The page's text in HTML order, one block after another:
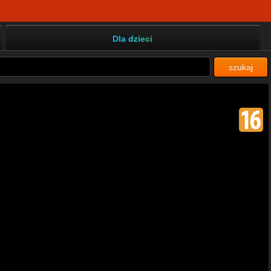
Dla dzieci
szukaj